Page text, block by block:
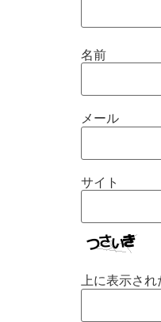
名前
メール
サイト
上に表示され